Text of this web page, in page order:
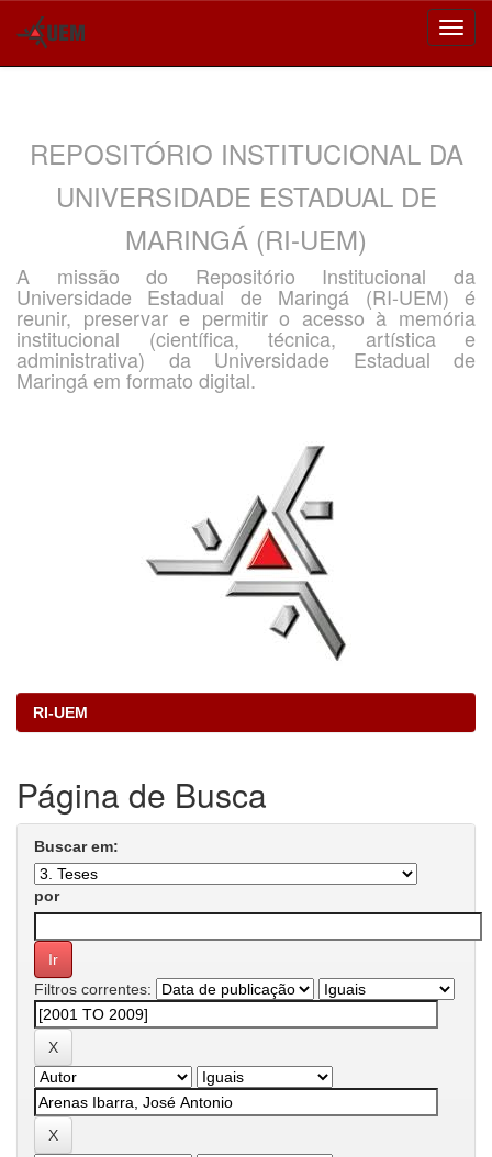
REPOSITÓRIO INSTITUCIONAL DA
UNIVERSIDADE ESTADUAL DE
MARINGÁ (RI-UEM)
A missão do Repositório Institucional da
Universidade Estadual de Maringá (RI-UEM) é
reunir, preservar e permitir o acesso à memória
institucional (científica, técnica, artística e
administrativa) da Universidade Estadual de
Maringá em formato digital.
RI-UEM
Página de Busca
Buscar em:
por
Filtros correntes: